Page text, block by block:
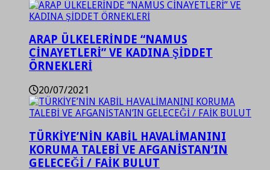
ARAP ÜLKELERİNDE “NAMUS
CİNAYETLERİ” VE KADINA ŞİDDET
ÖRNEKLERİ
20/07/2021
TÜRKİYE’NİN KABİL HAVALİMANINI
KORUMA TALEBİ VE AFGANİSTAN’IN
GELECEĞİ / FAİK BULUT